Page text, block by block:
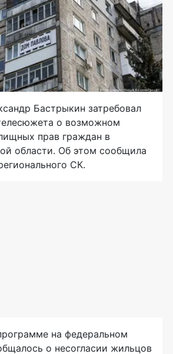
Бастрыкин затребовал
о возможном
прав граждан в
области. Об этом сообщила
СК.
на федеральном
о несогласии жильцов